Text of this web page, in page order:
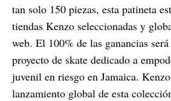
tan solo 150 piezas, esta patineta
tiendas Kenzo seleccionadas y
web. El 100% de las ganancias
proyecto de skate dedicado a
juvenil en riesgo en Jamaica.
lanzamiento global de esta